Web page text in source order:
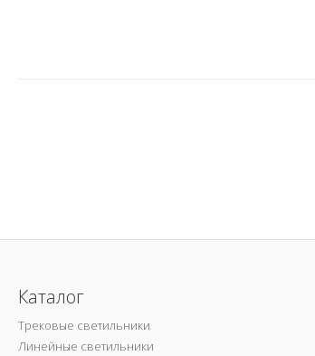
Каталог
Трековые светильники
Линейные светильники